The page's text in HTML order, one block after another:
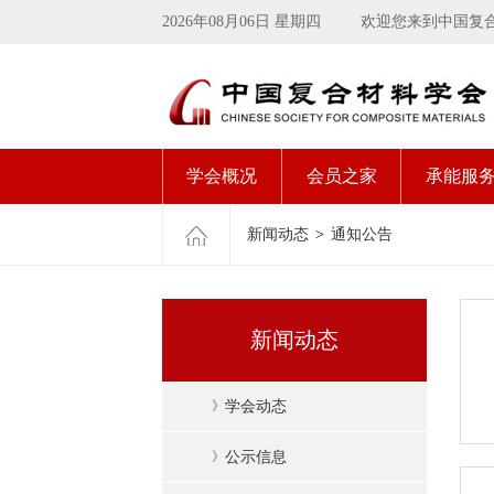
2026年08月06日 星期四 欢迎您来到中国复
学会概况 会员之家 承能服
新闻动态 > 通知公告
新闻动态
》 学会动态
》 公示信息